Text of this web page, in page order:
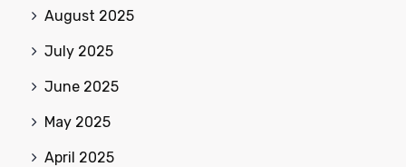
August 2025
July 2025
June 2025
May 2025
April 2025